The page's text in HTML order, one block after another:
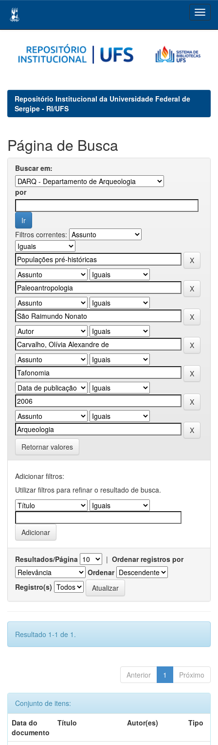
navigation
Repositório Institucional da Universidade Federal de
Sergipe - RI/UFS
Página de Busca
Buscar em:
por
Filtros correntes:
Retornar valores
Adicionar filtros:
Utilizar filtros para refinar o resultado de busca.
Resultados/Página | Ordenar registros por
Ordenar
Registro(s)
Resultado 1-1 de 1.
Anterior 1 Próximo
Conjunto de itens:
Data do
documento
Título Autor(es) Tipo